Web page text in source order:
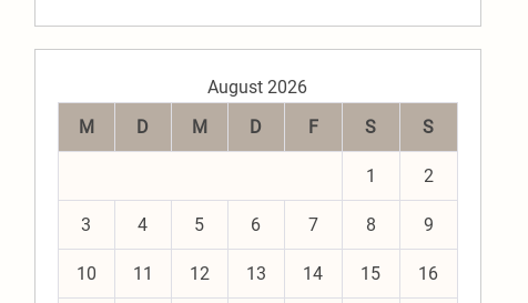
August 2026
M
D M D F S S
1 2
3 4 5 6 7 8 9
10 11 12 13 14 15 16